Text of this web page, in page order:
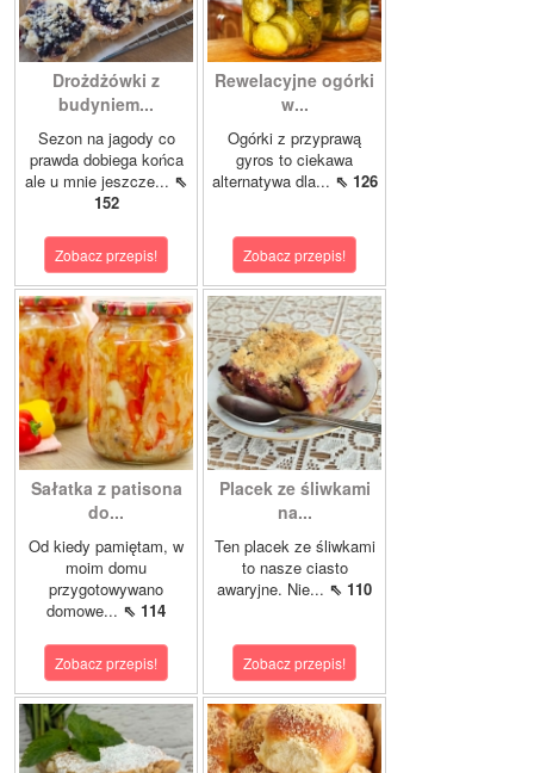
Drożdżówki z
budyniem...
Sezon na jagody co
prawda dobiega końca
ale u mnie jeszcze... ⇖
152
Zobacz przepis!
Rewelacyjne ogórki
w...
Ogórki z przyprawą
gyros to ciekawa
alternatywa dla... ⇖ 126
Zobacz przepis!
Sałatka z patisona
do...
Od kiedy pamiętam, w
moim domu
przygotowywano
domowe... ⇖ 114
Zobacz przepis!
Placek ze śliwkami
na...
Ten placek ze śliwkami
to nasze ciasto
awaryjne. Nie... ⇖ 110
Zobacz przepis!